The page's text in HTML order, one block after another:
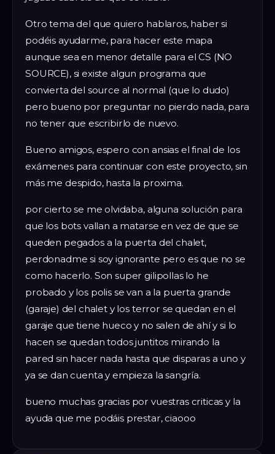
Otro tema del que quiero hablaros, haber si
podéis ayudarme, para hacer este mapa
aunque sea en menor detalle para el CS (NO
SOURCE), si existe algun programa que
convierta del source al normal (que lo dudo)
pero bueno por preguntar no pierdo nada, para
no tener que escribirlo de nuevo.
Bueno amigos, espero con ansias el final de los
exámenes para continuar con este proyecto, sin
más me despido, hasta la proxima.
por cierto se me olvidaba, alguna solución para
que los bots vallan a matarse en vez de que se
queden pegados a la puerta del chalet,
perdonadme si soy ignorante pero es que no se
como hacerlo. Son super gilipollas lo he
probado y los polis se van a la puerta grande
(garaje) del chalet y los terror se quedan en el
garaje que tiene hueco y no salen de ahí y si lo
hacen se quedan todos juntitos mirando la
pared sin hacer nada hasta que disparas a uno y
ya se dan cuenta y empieza la sangría.
bueno muchas gracias por vuestras criticas y la
ayuda que me podáis prestar, ciaooo